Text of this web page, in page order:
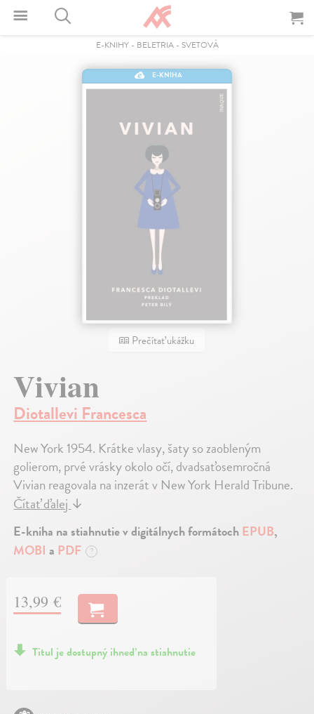
E-KNIHY- BELETRIA- SVETOVÁ
E-KNIHA
Prečítať ukážku
Vivian
Diotallevi Francesca
New York 1954. Krátke vlasy, šaty so zaobleným
golierom, prvé vrásky okolo očí, dvadsaťosemročná
Vivian reagovala na inzerát v New York Herald Tribune.
Čítať ďalej↓
E-kniha na stiahnutie v digitálnych formátochEPUB,
MOBI a PDF ?
13,99 €
Titul je dostupný ihneď na stiahnutie